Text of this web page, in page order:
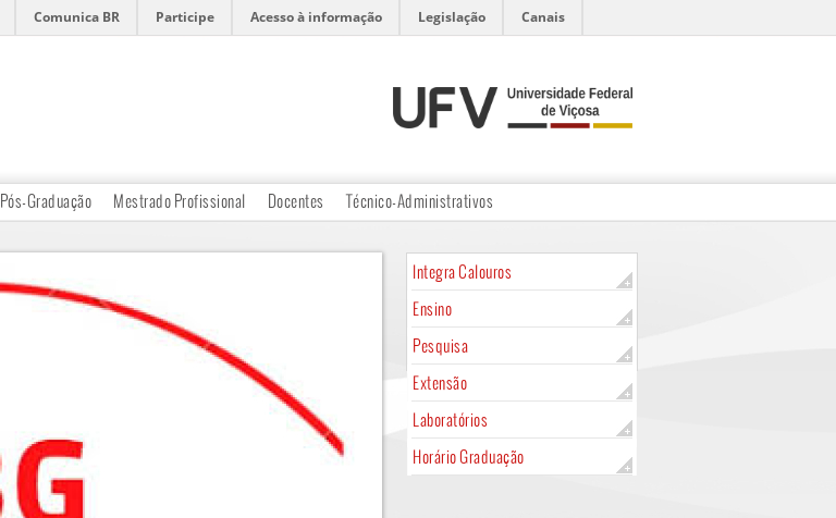
Comunica BR Participe Acesso à informação Legislação Canais
Pós-Graduação Mestrado Profissional Docentes Técnico-Administrativos
Integra Calouros
Ensino
Pesquisa
Extensão
Laboratórios
Horário Graduação